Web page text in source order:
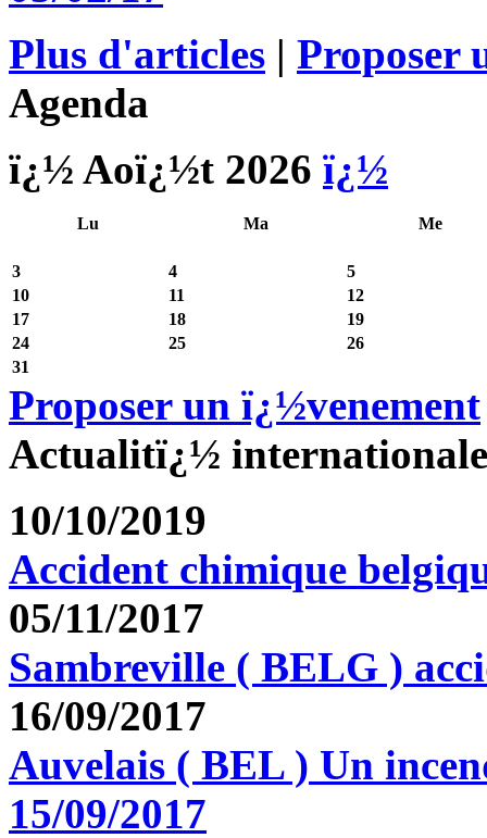
Plus d'articles | Proposer
Agenda
ï¿½ Aoï¿½t 2026 ï¿½
Lu Ma Me
3 4
5
10
11
12
17
18
19
24
25
26
31
Proposer un ï¿½venement
Actualitï¿½ internationale
10/10/2019
Accident chimique
05/11/2017
Sambreville ( BELG )
16/09/2017
Auvelais ( BEL ) Un
15/09/2017